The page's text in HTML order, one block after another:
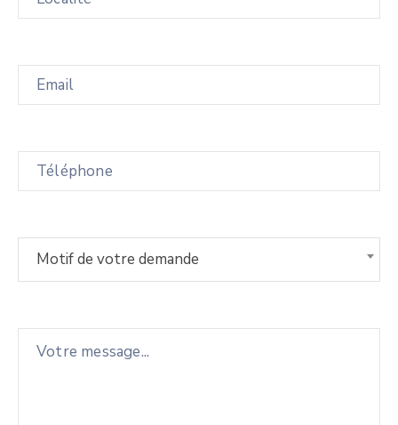
Motif de votre demande